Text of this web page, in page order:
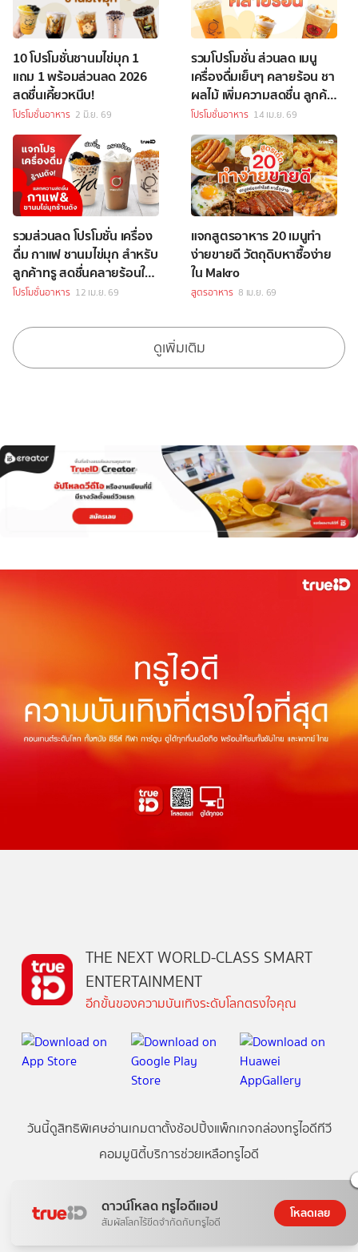
10 โปรโมชั่นชานมไข่มุก 1
แถม 1 พร้อมส่วนลด 2026
สดชื่นเคี้ยวหนึบ!
โปรโมชั่นอาหาร 2 มิ.ย. 69
รวมโปรโมชั่น ส่วนลด เมนู
เครื่องดื่มเย็นๆ คลายร้อน ชา
ผลไม้ เพิ่มความสดชื่น ลูกค้า
ทรูห้ามพลาด!
โปรโมชั่นอาหาร 14 เม.ย. 69
รวมส่วนลด โปรโมชั่น เครื่อง
ดื่ม กาแฟ ชานมไข่มุก สำหรับ
ลูกค้าทรู สดชื่นคลายร้อนใน
ราคาพิเศษ!
โปรโมชั่นอาหาร 12 เม.ย. 69
แจกสูตรอาหาร 20 เมนูทำ
ง่ายขายดี วัตถุดิบหาซื้อง่าย
ใน Makro
สูตรอาหาร 8 เม.ย. 69
ดูเพิ่มเติม
ดาวน์โหลด ทรูไอดีแอป
สัมผัสโลกไร้ขีดจำกัดกับทรูไอดี
โหลดเลย
THE NEXT WORLD-CLASS SMART
ENTERTAINMENT
อีกขั้นของความบันเทิงระดับโลกตรงใจคุณ
วันนี้ดูสิทธิพิเศษอ่านเกมตาตั้งช้อปปิ้งแพ็กเกจกล่องทรูไอดีทีวี
คอมมูนิตี้บริการช่วยเหลือทรูไอดี
เกี่ยวกับทรูไอดี ข้อกำหนดและเงื่อนไข
นโยบายความเป็นส่วนตัว
ติดต่อเรา